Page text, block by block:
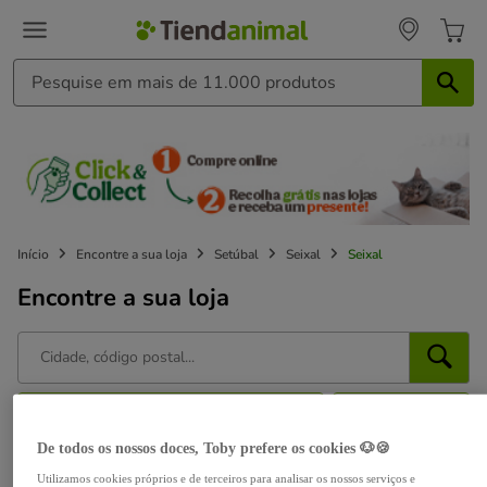
Início Encontre a sua loja Setúbal Seixal Seixal
Encontre a sua loja
Aberto agora
De todos os nossos doces, Toby prefere os cookies 🐶🍪
Utilizamos cookies próprios e de terceiros para analisar os nossos serviços e